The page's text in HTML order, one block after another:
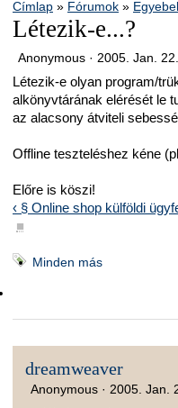
Címlap » Fórumok »
Létezik-e...?
Anonymous · 2005. Jan.
Létezik-e olyan program/
alkönyvtárának elérését le
az alacsony átviteli
Offline teszteléshez kéne
Előre is köszi!
‹ § Online shop külföldi
■
Minden más
dreamweaver
Anonymous · 2005. Jan.